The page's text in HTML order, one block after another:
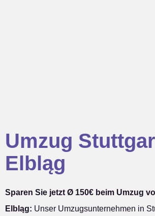
Umzug
Elbląg
Sparen Sie jetzt Ø 150€ beim Umzug
Elbląg: Unser Umzugsunternehmen in